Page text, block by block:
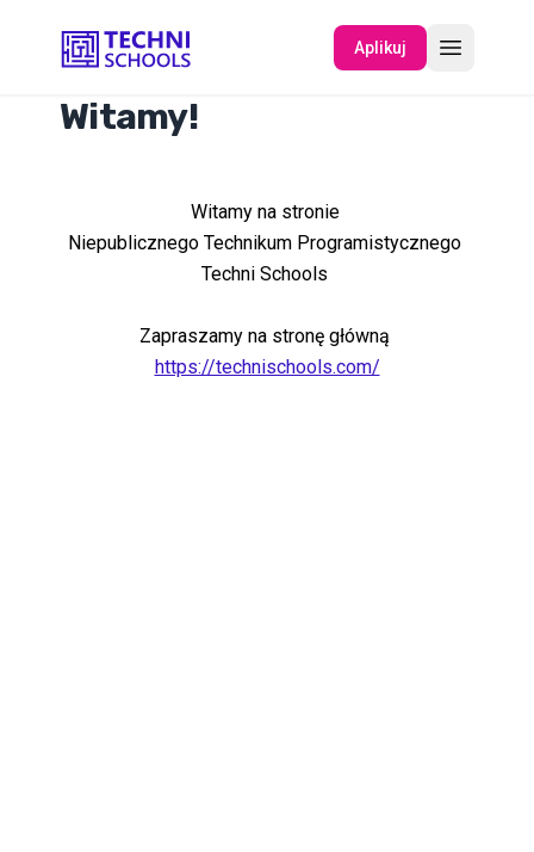
Aplikuj
WYDARZENIA
Witamy!
Witamy na stronie
Niepublicznego Technikum Programistycznego
Techni Schools
Zapraszamy na stronę główną
https://technischools.com/